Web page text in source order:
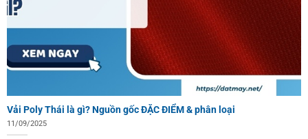
Vải Poly Thái là gì? Nguồn gốc ĐẶC ĐIỂM & phân loại
11/09/2025